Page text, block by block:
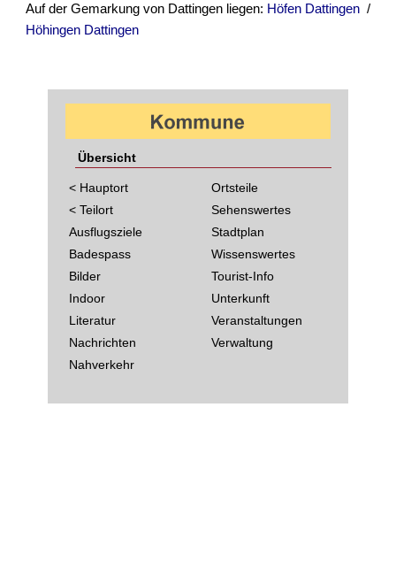
Auf der Gemarkung von Dattingen liegen: Höfen Dattingen /
Höhingen Dattingen
Übersicht
< Hauptort
< Teilort
Ausflugsziele
Badespass
Bilder
Indoor
Literatur
Nachrichten
Nahverkehr
Ortsteile
Sehenswertes
Stadtplan
Wissenswertes
Tourist-Info
Unterkunft
Veranstaltungen
Verwaltung